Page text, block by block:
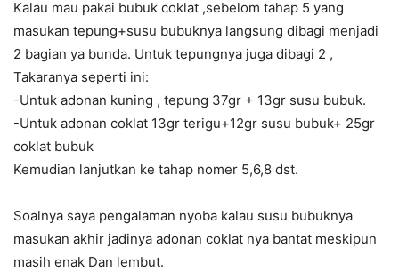
Kalau mau pakai bubuk coklat ,sebelom tahap 5 yang
masukan tepung+susu bubuknya langsung dibagi menjadi
2 bagian ya bunda. Untuk tepungnya juga dibagi 2 ,
Takaranya seperti ini:
-Untuk adonan kuning , tepung 37gr + 13gr susu bubuk.
-Untuk adonan coklat 13gr terigu+12gr susu bubuk+ 25gr
coklat bubuk
Kemudian lanjutkan ke tahap nomer 5,6,8 dst.
Soalnya saya pengalaman nyoba kalau susu bubuknya
masukan akhir jadinya adonan coklat nya bantat meskipun
masih enak Dan lembut.